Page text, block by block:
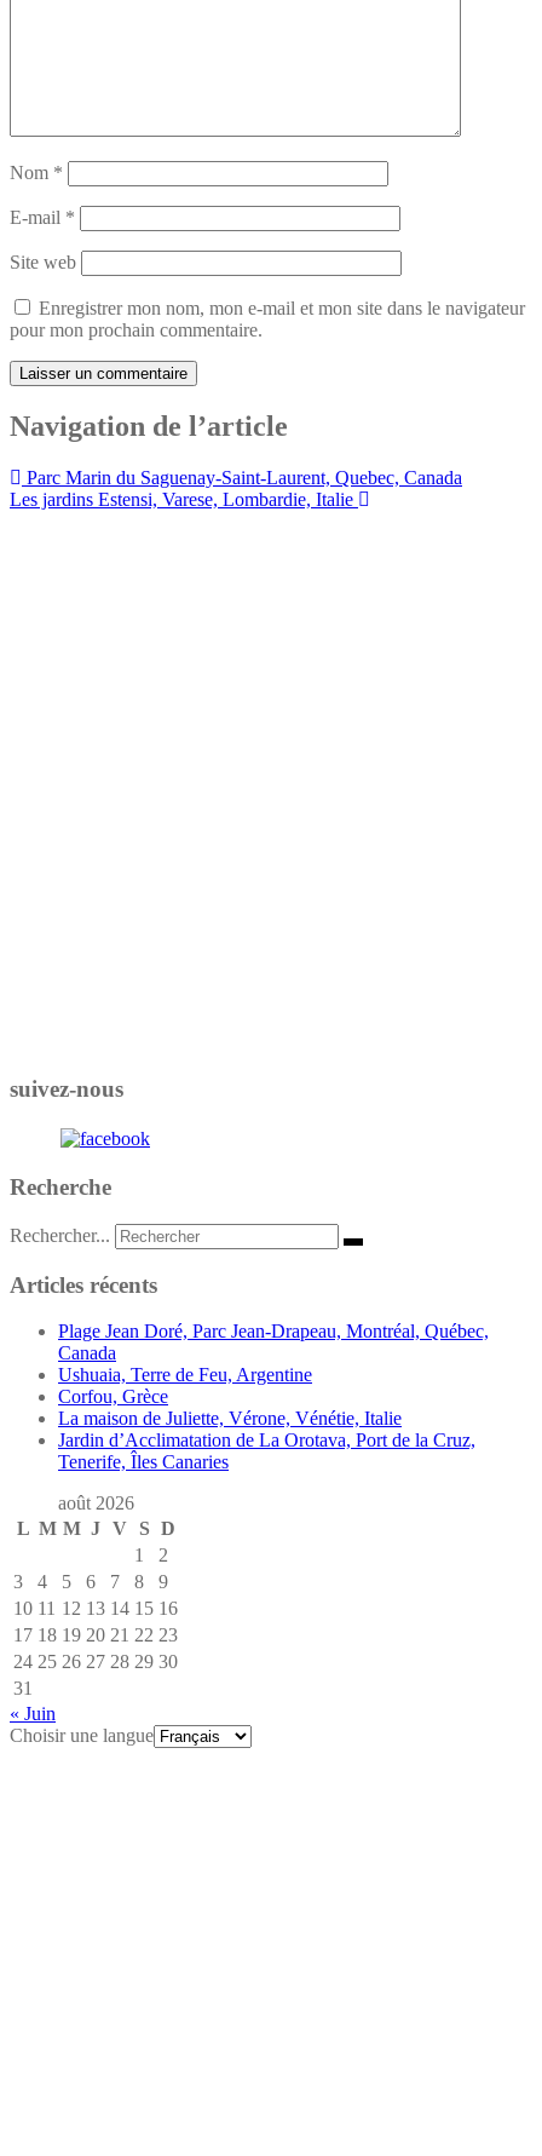
Nom *
E-mail *
Site web
Enregistrer mon nom, mon e-mail et mon site dans le navigateur
pour mon prochain commentaire.
Navigation de l’article
Parc Marin du Saguenay-Saint-Laurent, Quebec, Canada
Les jardins Estensi, Varese, Lombardie, Italie
suivez-nous
Recherche
Rechercher...
Articles récents
Plage Jean Doré, Parc Jean-Drapeau, Montréal, Québec,
Canada
Ushuaia, Terre de Feu, Argentine
Corfou, Grèce
La maison de Juliette, Vérone, Vénétie, Italie
Jardin d’Acclimatation de La Orotava, Port de la Cruz,
Tenerife, Îles Canaries
août 2026
L M M J V S D
1
2
3
4 5 6 7 8
9
10 11 12 13 14 15 16
17 18 19 20 21 22 23
24 25 26 27 28 29 30
31
« Juin
Choisir une langue